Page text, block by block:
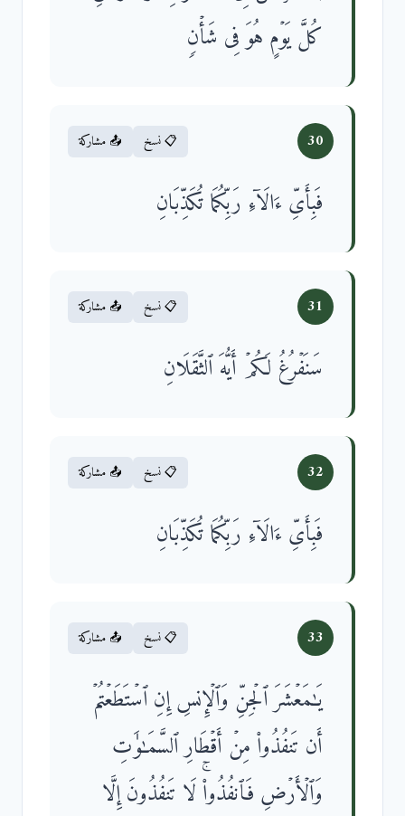
كُلَّ یَوۡمٍ هُوَ فِی شَأۡنࣲ
30 📋 نسخ 📤 مشاركة
فَبِأَیِّ ءَالَاۤءِ رَبِّكُمَا تُكَذِّبَانِ
31 📋 نسخ 📤 مشاركة
سَنَفۡرُغُ لَكُمۡ أَیُّهَ ٱلثَّقَلَانِ
32 📋 نسخ 📤 مشاركة
فَبِأَیِّ ءَالَاۤءِ رَبِّكُمَا تُكَذِّبَانِ
33 📋 نسخ 📤 مشاركة
یَـٰمَعۡشَرَ ٱلۡجِنِّ وَٱلۡإِنسِ إِنِ ٱسۡتَطَعۡتُمۡ
أَن تَنفُذُوا۟ مِنۡ أَقۡطَارِ ٱلسَّمَـٰوَ ٰ⁠تِ
وَٱلۡأَرۡضِ فَٱنفُذُوا۟ۚ لَا تَنفُذُونَ إِلَّا